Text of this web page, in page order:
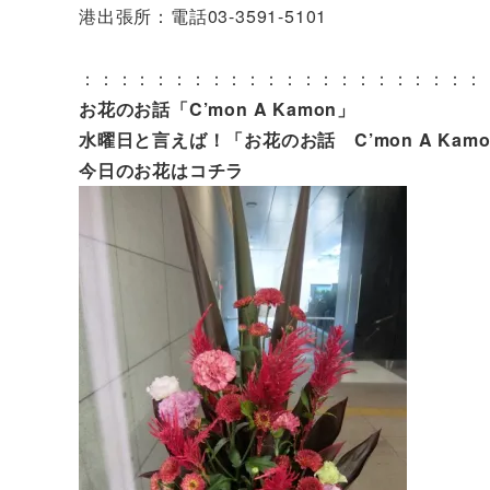
港出張所：電話03-3591-5101
：：：：：：：：：：：：：：：：：：：：：：
お花のお話「C’mon A Kamon」
水曜日と言えば！「お花のお話 C’mon A
今日のお花はコチラ